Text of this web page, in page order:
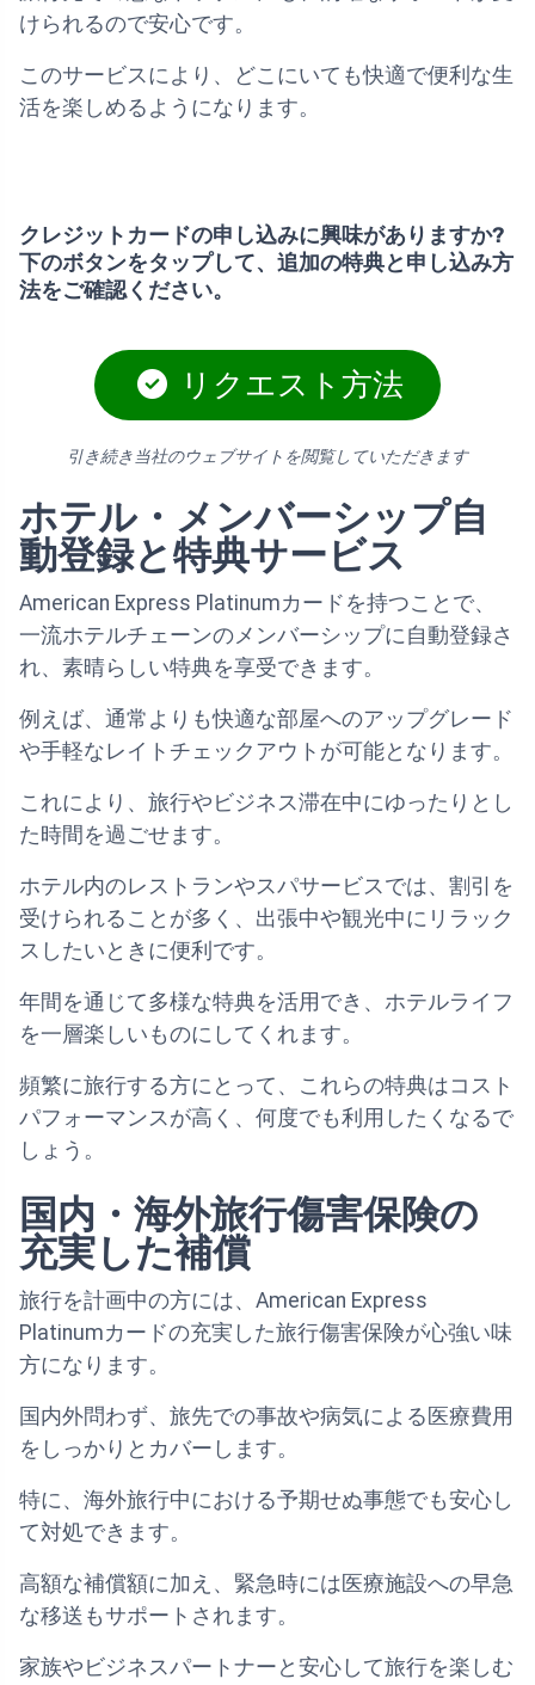
けられるので安心です。
このサービスにより、どこにいても快適で便利な生
活を楽しめるようになります。
クレジットカードの申し込みに興味がありますか?
下のボタンをタップして、追加の特典と申し込み方
法をご確認ください。
リクエスト方法
引き続き当社のウェブサイトを閲覧していただきます
ホテル・メンバーシップ自
動登録と特典サービス
American Express Platinumカードを持つことで、
一流ホテルチェーンのメンバーシップに自動登録さ
れ、素晴らしい特典を享受できます。
例えば、通常よりも快適な部屋へのアップグレード
や手軽なレイトチェックアウトが可能となります。
これにより、旅行やビジネス滞在中にゆったりとし
た時間を過ごせます。
ホテル内のレストランやスパサービスでは、割引を
受けられることが多く、出張中や観光中にリラック
スしたいときに便利です。
年間を通じて多様な特典を活用でき、ホテルライフ
を一層楽しいものにしてくれます。
頻繁に旅行する方にとって、これらの特典はコスト
パフォーマンスが高く、何度でも利用したくなるで
しょう。
国内・海外旅行傷害保険の
充実した補償
旅行を計画中の方には、American Express
Platinumカードの充実した旅行傷害保険が心強い味
方になります。
国内外問わず、旅先での事故や病気による医療費用
をしっかりとカバーします。
特に、海外旅行中における予期せぬ事態でも安心し
て対処できます。
高額な補償額に加え、緊急時には医療施設への早急
な移送もサポートされます。
家族やビジネスパートナーと安心して旅行を楽しむ